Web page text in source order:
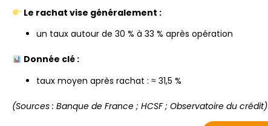
Le rachat vise généralement :
un taux autour de 30 % à 33 % après opération
Donnée clé :
taux moyen après rachat : ≈ 31,5 %
(Sources : Banque de France ; HCSF ; Observatoire du crédit)